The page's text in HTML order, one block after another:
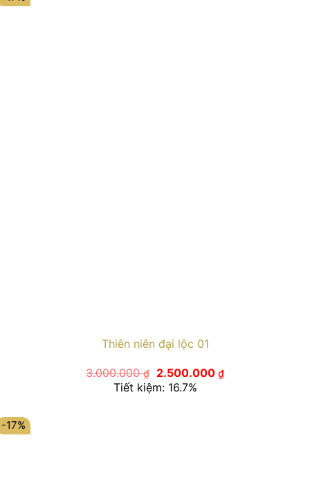
Thiên niên đại lộc 01
3.000.000₫
Giá
gốc
là:
2.500.000 ₫Giá
hiện
Tiết kiệm: 16.7%
-17%